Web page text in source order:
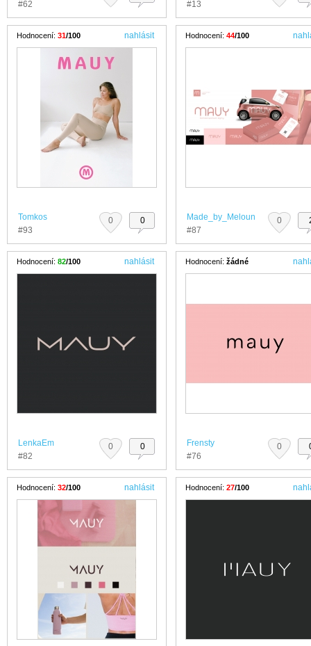
#62 #13
Hodnocení: 31/100 nahlásit
0
0
Tomkos
#93
Hodnocení: 44/100
0
Made_by_Meloun
#87
Hodnocení: 82/100 nahlásit
0
0
LenkaEm
#82
Hodnocení: žádné
0
Frensty
#76
Hodnocení: 32/100 nahlásit Hodnocení: 27/100